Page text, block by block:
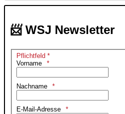
📨 WSJ Newsletter
Pflichtfeld *
Vorname
Nachname
E-Mail-Adresse